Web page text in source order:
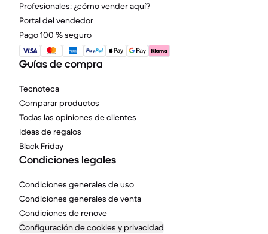
Profesionales: ¿cómo vender aquí?
Portal del vendedor
Pago 100 % seguro
Guías de compra
Tecnoteca
Comparar productos
Todas las opiniones de clientes
Ideas de regalos
Black Friday
Condiciones legales
Condiciones generales de uso
Condiciones generales de venta
Condiciones de renove
Configuración de cookies y privacidad